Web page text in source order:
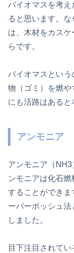
バイオマスを考
ると思います。
は、木材をカス
らです。
バイオマスとい
物（ゴミ）を燃や
にも活路はあると
アンモニア
アンモニア（
ンモニアは化石
することができ
ーバーボッシュ
しました。
目下注目されて